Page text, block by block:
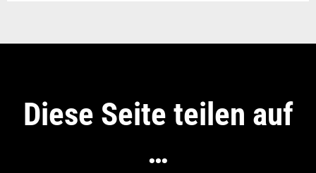
Diese Seite teilen auf
…